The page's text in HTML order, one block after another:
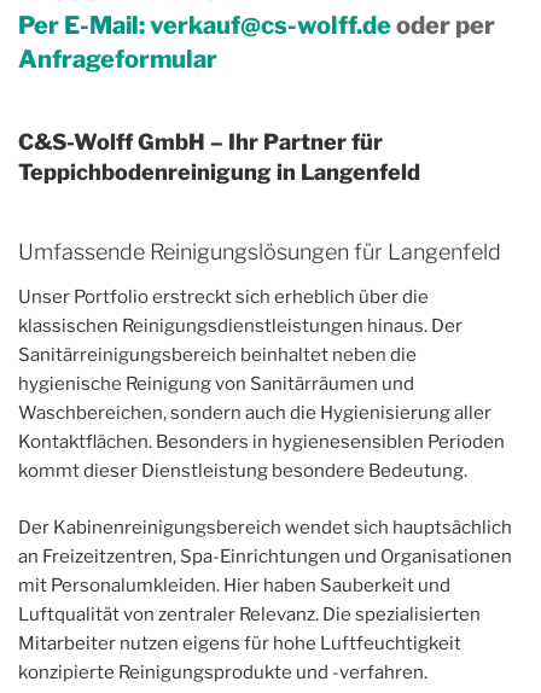
Per E-Mail:verkauf@cs-wolff.deoder per
Anfrageformular
C&S-Wolff GmbH – Ihr Partner für
Teppichbodenreinigung in Langenfeld
Umfassende Reinigungslösungen für Langenfeld
Unser Portfolio erstreckt sich erheblich über die
klassischen Reinigungsdienstleistungen hinaus. Der
Sanitärreinigungsbereich beinhaltet neben die
hygienische Reinigung von Sanitärräumen und
Waschbereichen, sondern auch die Hygienisierung aller
Kontaktflächen. Besonders in hygienesensiblen Perioden
kommt dieser Dienstleistung besondere Bedeutung.
Der Kabinenreinigungsbereich wendet sich hauptsächlich
an Freizeitzentren, Spa-Einrichtungen und Organisationen
mit Personalumkleiden. Hier haben Sauberkeit und
Luftqualität von zentraler Relevanz. Die spezialisierten
Mitarbeiter nutzen eigens für hohe Luftfeuchtigkeit
konzipierte Reinigungsprodukte und -verfahren.